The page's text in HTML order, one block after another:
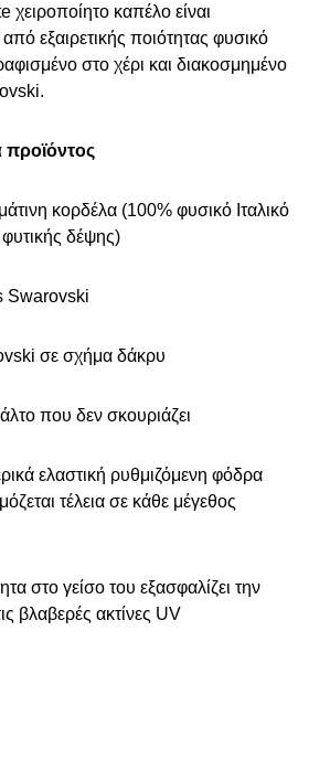
καπέλο είναι
εξαιρετικής ποιότητας φυσικό
στο χέρι και διακοσμημένο
προϊόντος
κορδέλα (100% φυσικό Ιταλικό
δέψης)
Swarovski
σε σχήμα δάκρυ
που δεν σκουριάζει
ελαστική ρυθμιζόμενη φόδρα
τέλεια σε κάθε μέγεθος
στο γείσο του εξασφαλίζει την
βλαβερές ακτίνες UV